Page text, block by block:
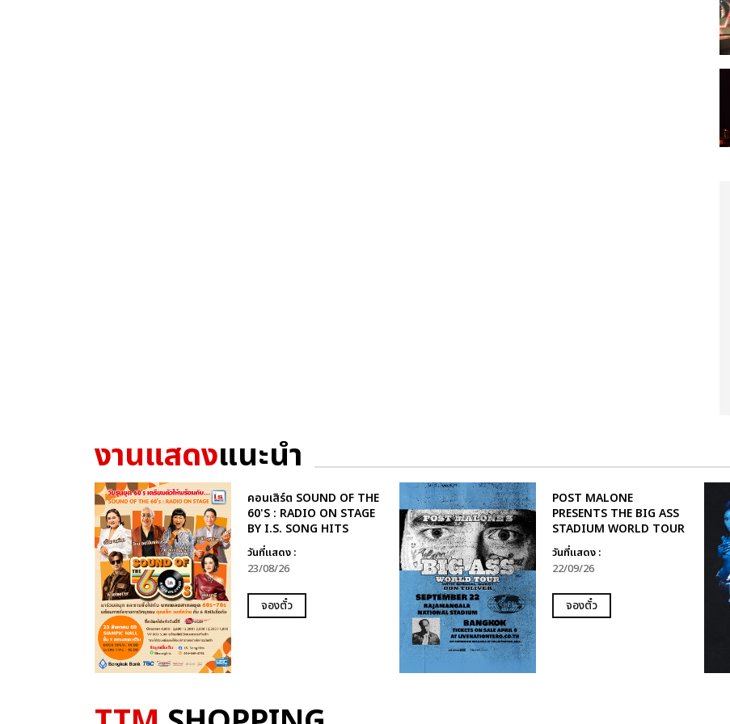
งานแสดงแนะนำ
คอนเสิร์ต SOUND OF THE
60'S : RADIO ON STAGE
BY I.S. SONG HITS
วันที่แสดง :
23/08/26
จองตั๋ว
POST MALONE
PRESENTS THE BIG ASS
STADIUM WORLD TOUR
วันที่แสดง :
22/09/26
จองตั๋ว